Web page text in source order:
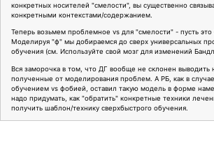
конкретных носителей "смелости", вы существенно
конкретными контекстами/содержанием.
Теперь возьмем проблемное vs для "смелости" - пусть это
Моделируя "ф" мы добираемся до сверх универсальных
обучения (см. Используйте свой мозг для изменений
Вся заморочка в том, что ДГ вообще не склонен выводить
полученные от моделирования проблем. А РБ, как в
обучением vs фобией, оставил такую модель в форме
надо придумать, как "обратить" конкретные техники
получить шаблон/технику сверхбыстрого обучения.